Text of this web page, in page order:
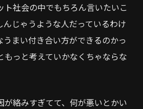
ト社会の中でもちろん言いたいこ
んじゃうような人だっているわけ
うまい付き合い方ができるのかっ
もっと考えていかなくちゃならな
が絡みすぎてて、何が悪いとかい